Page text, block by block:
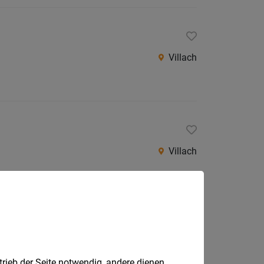
Villach
Villach